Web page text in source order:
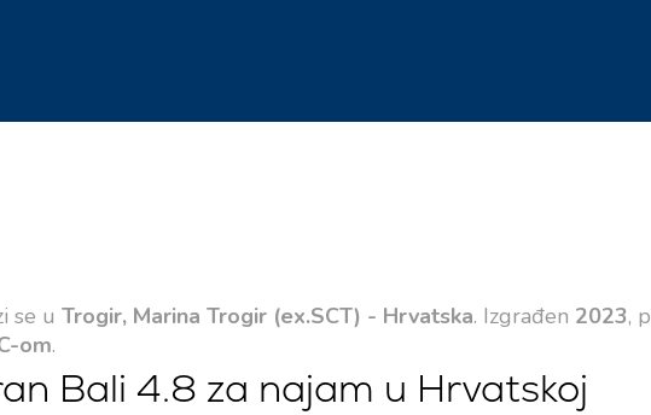
se u Trogir, Marina Trogir (ex.SCT) - Hrvatska. Izgrađen 2023,
om.
Bali 4.8 za najam u Hrvatskoj